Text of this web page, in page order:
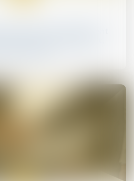
du sein sera intégralement
les soins de support,
mammaires...